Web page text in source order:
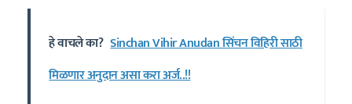
हे वाचले का? Sinchan Vihir Anudan सिंचन विहिरी साठी
मिळणार अनुदान असा करा अर्ज..!!